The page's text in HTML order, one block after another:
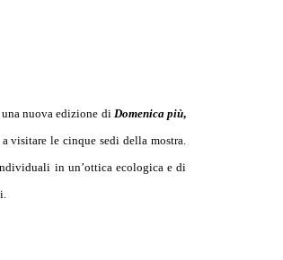
una nuova edizione di Domenica più,
visitare le cinque sedi della mostra.
in un’ottica ecologica e di